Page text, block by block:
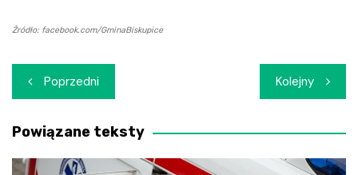
Źródło: facebook.com/GminaBiskupice
Nawigacja
wpisu
Poprzedni Kolejny
Powiązane teksty